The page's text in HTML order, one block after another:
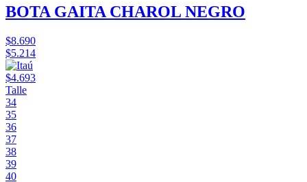
BOTA GAITA CHAROL NEGRO
$8.690
$5.214
$4.693
Talle
34
35
36
37
38
39
40